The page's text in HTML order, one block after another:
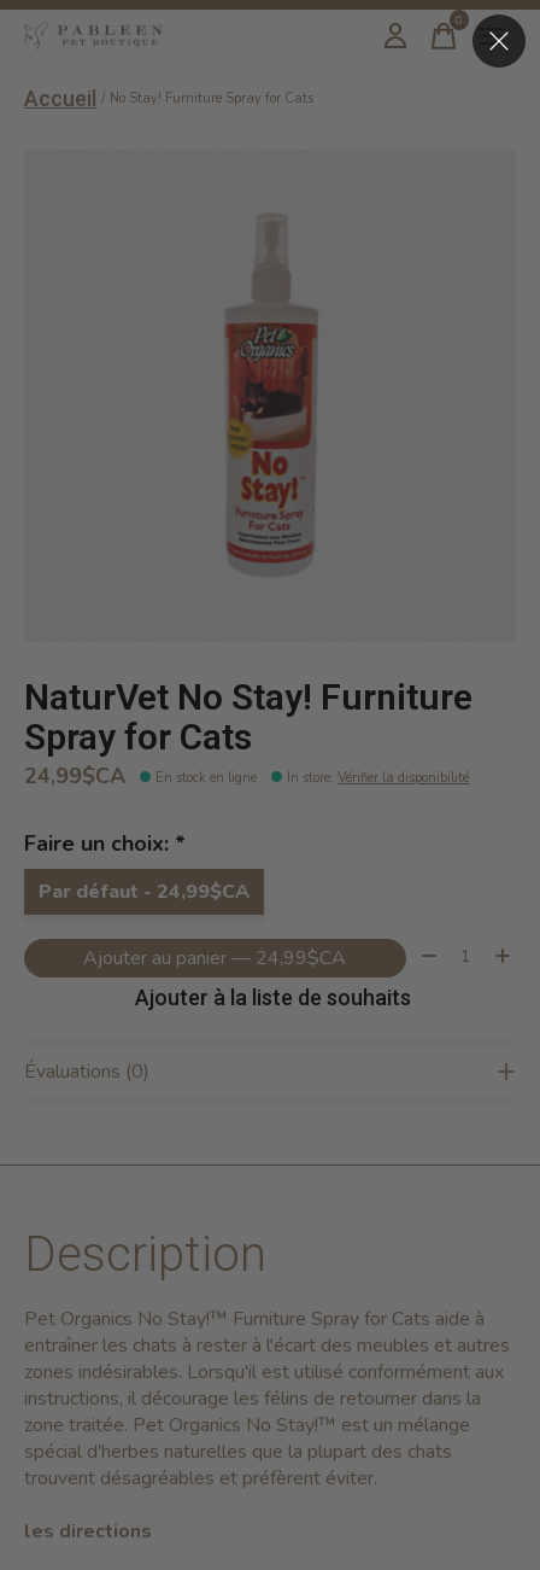
0items
Accueil / No Stay! Furniture Spray for Cats
NaturVet No Stay! Furniture
Spray for Cats
24,99$CA En stock en ligne In store:Vérifier la disponibilité
Faire un choix: *
Par défaut - 24,99$CA
Ajouter au panier — 24,99$CA Quantité:
Ajouter à la liste de souhaits
Évaluations (0)
Description
Pet Organics No Stay!™ Furniture Spray for Cats aide à
entraîner les chats à rester à l'écart des meubles et autres
zones indésirables. Lorsqu'il est utilisé conformément aux
instructions, il décourage les félins de retourner dans la
zone traitée. Pet Organics No Stay!™ est un mélange
spécial d'herbes naturelles que la plupart des chats
trouvent désagréables et préfèrent éviter.
les directions